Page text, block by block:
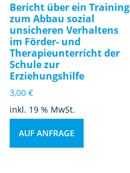
Bericht über ein Training
zum Abbau sozial
unsicheren Verhaltens
im Förder- und
Therapieunterricht der
Schule zur
Erziehungshilfe
3,00 €
inkl. 19 % MwSt.
AUF ANFRAGE